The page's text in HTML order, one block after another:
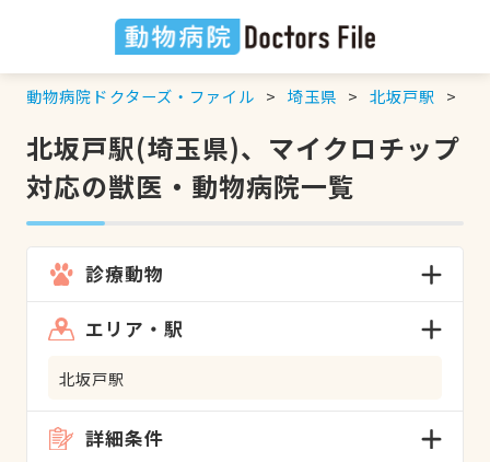
動物病院ドクターズ・ファイル 埼玉県 北坂戸駅
北坂戸駅(埼玉県)、マイクロチップ
対応の獣医・動物病院一覧
診療動物
エリア・駅
北坂戸駅
詳細条件